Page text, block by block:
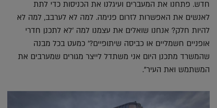
חדש. פתחנו את המעברים ועיגלנו את הכניסות כדי לתת
לאנשים את האפשרות לזרום פנימה. למה לא לערבב, למה לא
להיות חלק? אנחנו שואלים את עצמנו למה 'לא לתכנן חדרי
אופניים חשמליים או כביסה שיתופיים?' כמעט בכל מבנה
שהמשרד מתכנן היום אני משתדל לייצר מגורים שמערבים את
המשתמש ואת העיר".